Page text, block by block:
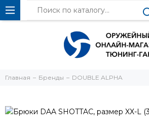
Главная Бренды DOUBLE ALPHA